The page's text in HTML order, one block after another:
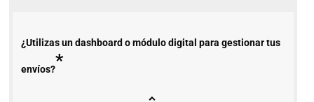
¿Utilizas un dashboard o módulo digital para gestionar tus
envíos?*